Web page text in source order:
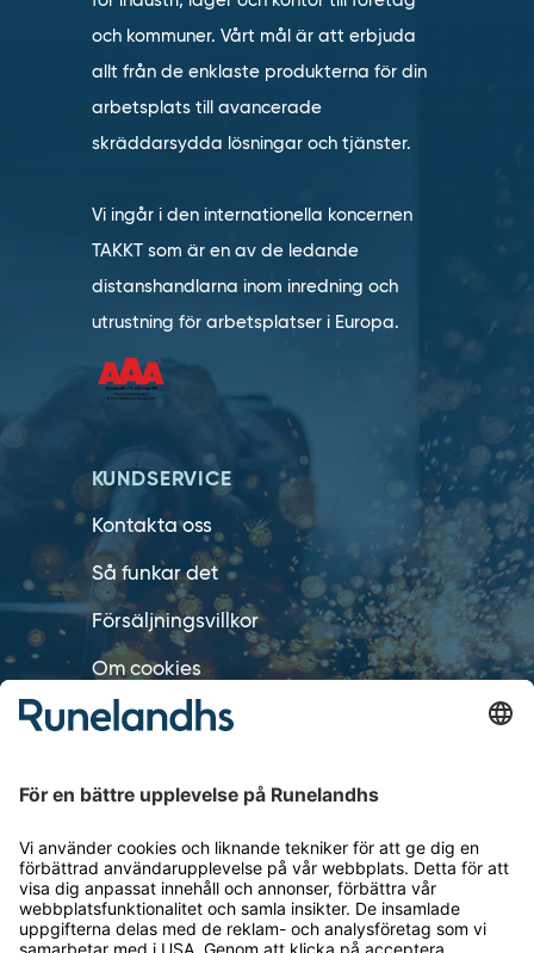
och kommuner. Vårt mål är att erbjuda
allt från de enklaste produkterna för din
arbetsplats till avancerade
skräddarsydda lösningar och tjänster.
Vi ingår i den internationella koncernen
TAKKT som är en av de ledande
distanshandlarna inom inredning och
utrustning för arbetsplatser i Europa.
KUNDSERVICE
Kontakta oss
Så funkar det
Försäljningsvillkor
Om cookies
Personuppgiftshantering
OM RUNELANDHS
Om Runelandhs
Köpvillkor